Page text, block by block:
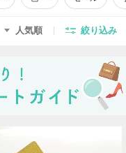
人気順 絞り込み